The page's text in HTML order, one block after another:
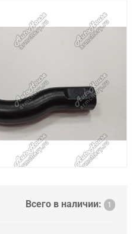
Всего в наличии: 1